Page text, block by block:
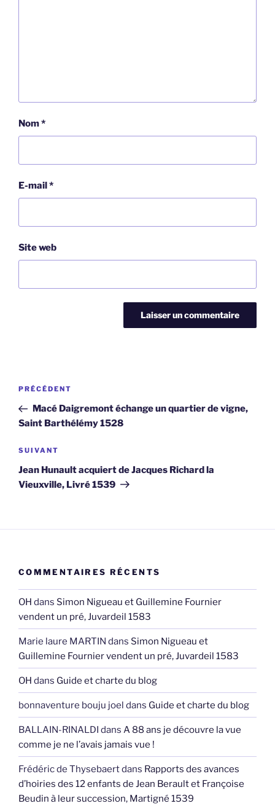
Nom*
E-mail*
Site web
Navigation
l’article
Article
précédent
PRÉCÉDENT
Macé Daigremont échange un quartier de vigne,
Saint Barthélémy 1528
Article
suivant
SUIVANT
Jean Hunault acquiert de Jacques Richard la
Vieuxville, Livré 1539
COMMENTAIRES RÉCENTS
OH dans Simon Nigueau et Guillemine Fournier
vendent un pré, Juvardeil 1583
Marie laure MARTIN dans Simon Nigueau et
Guillemine Fournier vendent un pré, Juvardeil 1583
OH dans Guide et charte du blog
bonnaventure bouju joel dans Guide et charte du blog
BALLAIN-RINALDI dans A 88 ans je découvre la vue
comme je ne l’avais jamais vue !
Frédéric de Thysebaertdans Rapports des avances
d’hoiries des 12 enfants de Jean Berault et Françoise
Beudin à leur succession, Martigné 1539